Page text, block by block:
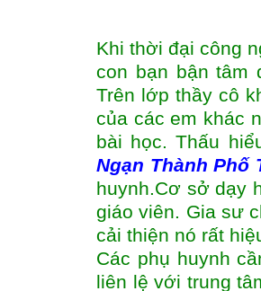
Khi thời đại công
con bạn bận tâm
Trên lớp thầy cô
của các em khác
bài học. Thấu
Ngạn Thành Phố
huynh.Cơ sở dạy
giáo viên. Gia sư
cải thiện nó rất
Các phụ huynh
liên lệ với trung